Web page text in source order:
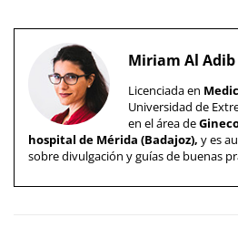
Miriam Al Adib
Licenciada en
Universidad de
en el área de
hospital de Mérida (Badajoz), y es
sobre divulgación y guías de buenas